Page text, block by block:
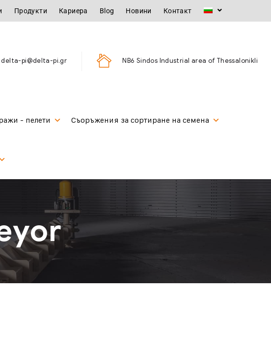
Продукти Кариера Blog Новини Контакт
delta-pi@delta-pi.gr ΝΒ6 Sindos Industrial area of Thessalonikli
- пелети Съоръжения за сортиране на семена